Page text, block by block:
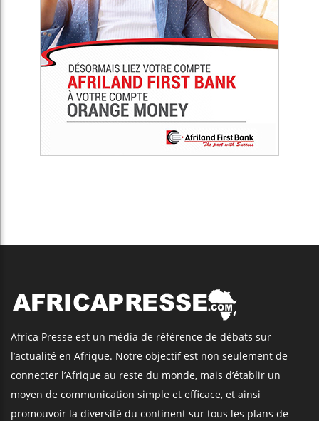
Africa Presse est un média de référence de débats sur
l’actualité en Afrique. Notre objectif est non seulement de
connecter l’Afrique au reste du monde, mais d’établir un
moyen de communication simple et efficace, et ainsi
promouvoir la diversité du continent sur tous les plans de